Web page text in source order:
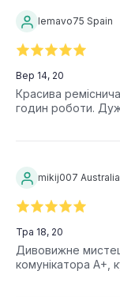
lemavo75 Spain
Вер 14, 20
Красива
годин роботи.
mikij007 Australia
Тра 18, 20
Дивовижне
комунікатора A+,